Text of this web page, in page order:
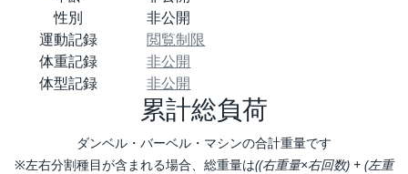
性別
非公開
運動記録
閲覧制限
体重記録
非公開
体型記録
非公開
累計総負荷
ダンベル・バーベル・マシンの合計重量です
※左右分割種目が含まれる場合、総重量は((右重量×右回数) + (左重